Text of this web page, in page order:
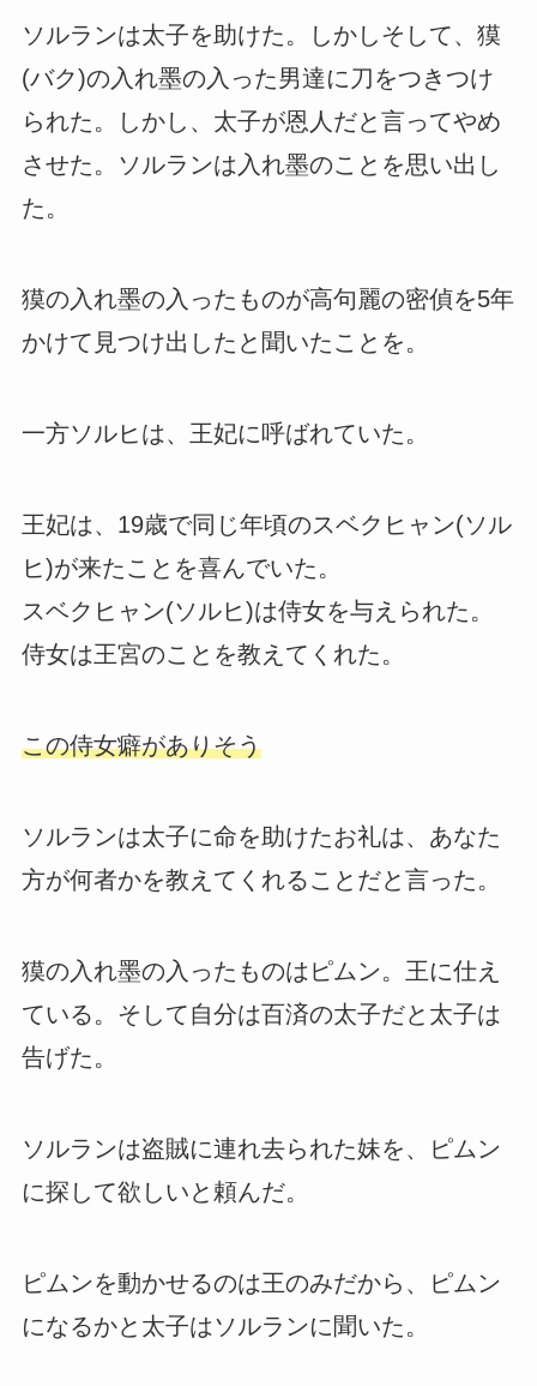
ソルランは太子を助けた。しかしそして、獏
(バク)の入れ墨の入った男達に刀をつきつけ
られた。しかし、太子が恩人だと言ってやめ
させた。ソルランは入れ墨のことを思い出し
た。
獏の入れ墨の入ったものが高句麗の密偵を5年
かけて見つけ出したと聞いたことを。
一方ソルヒは、王妃に呼ばれていた。
王妃は、19歳で同じ年頃のスベクヒャン(ソル
ヒ)が来たことを喜んでいた。
スベクヒャン(ソルヒ)は侍女を与えられた。
侍女は王宮のことを教えてくれた。
この侍女癖がありそう
ソルランは太子に命を助けたお礼は、あなた
方が何者かを教えてくれることだと言った。
獏の入れ墨の入ったものはピムン。王に仕え
ている。そして自分は百済の太子だと太子は
告げた。
ソルランは盗賊に連れ去られた妹を、ピムン
に探して欲しいと頼んだ。
ピムンを動かせるのは王のみだから、ピムン
になるかと太子はソルランに聞いた。